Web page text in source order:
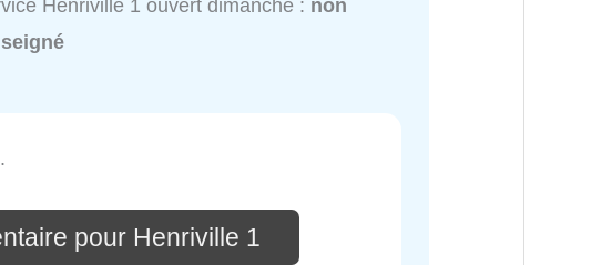
Henriville 1 ouvert dimanche : non
pour Henriville 1